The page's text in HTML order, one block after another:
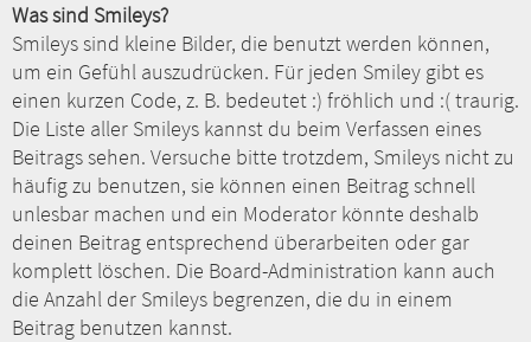
Was sind Smileys?
Smileys sind kleine Bilder, die benutzt werden können,
um ein Gefühl auszudrücken. Für jeden Smiley gibt es
einen kurzen Code, z. B. bedeutet :) fröhlich und :( traurig.
Die Liste aller Smileys kannst du beim Verfassen eines
Beitrags sehen. Versuche bitte trotzdem, Smileys nicht zu
häufig zu benutzen, sie können einen Beitrag schnell
unlesbar machen und ein Moderator könnte deshalb
deinen Beitrag entsprechend überarbeiten oder gar
komplett löschen. Die Board-Administration kann auch
die Anzahl der Smileys begrenzen, die du in einem
Beitrag benutzen kannst.